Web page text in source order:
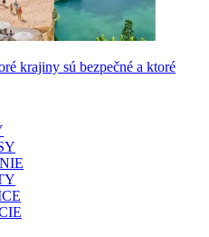
krajiny sú bezpečné a ktoré